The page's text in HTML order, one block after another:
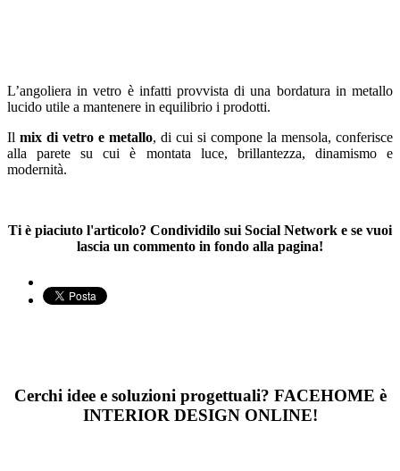
L’angoliera in vetro è infatti provvista di una bordatura in metallo
lucido utile a mantenere in equilibrio i prodotti.
Il mix di vetro e metallo, di cui si compone la mensola, conferisce
alla parete su cui è montata luce, brillantezza, dinamismo e
modernità.
Ti è piaciuto l'articolo? Condividilo sui Social Network e se vuoi
lascia un commento in fondo alla pagina!
Cerchi idee e soluzioni progettuali? FACEHOME è
INTERIOR DESIGN ONLINE!